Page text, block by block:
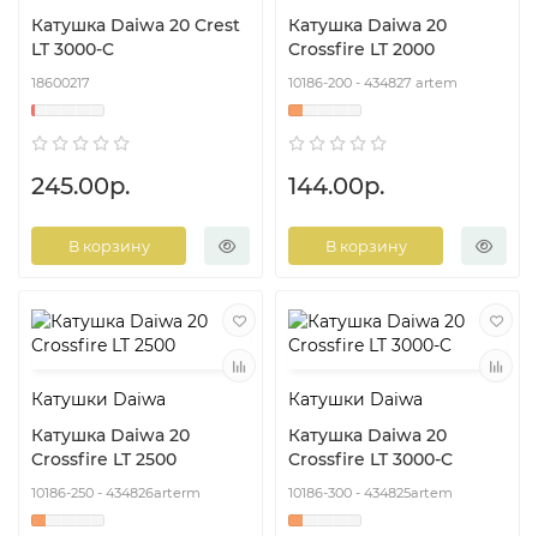
Катушка Daiwa 20 Crest
LT 3000-C
18600217
245.00р.
В корзину
Катушка Daiwa 20
Crossfire LT 2000
10186-200 - 434827 artem
144.00р.
В корзину
Катушки Daiwa
Катушка Daiwa 20
Crossfire LT 2500
10186-250 - 434826arterm
Катушки Daiwa
Катушка Daiwa 20
Crossfire LT 3000-C
10186-300 - 434825artem